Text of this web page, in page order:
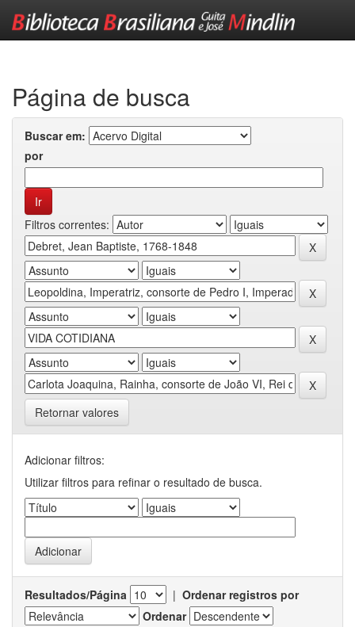
Página de busca
Buscar em:
por
Filtros correntes:
Retornar valores
Adicionar filtros:
Utilizar filtros para refinar o resultado de busca.
Resultados/Página | Ordenar registros por
Ordenar